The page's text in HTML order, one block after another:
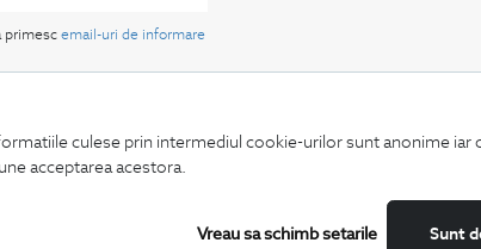
culese prin intermediul cookie-urilor sunt anonime iar
acceptarea acestora.
Sunt
Vreau sa schimb setarile
primescemail-uri de informare